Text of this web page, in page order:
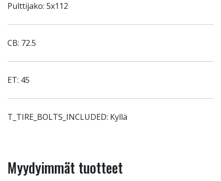
Pulttijako: 5x112
CB: 72.5
ET: 45
T_TIRE_BOLTS_INCLUDED: Kyllä
Myydyimmät tuotteet